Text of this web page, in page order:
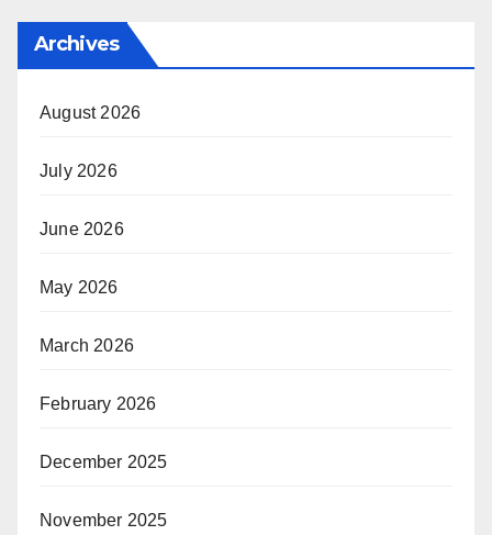
Archives
August 2026
July 2026
June 2026
May 2026
March 2026
February 2026
December 2025
November 2025